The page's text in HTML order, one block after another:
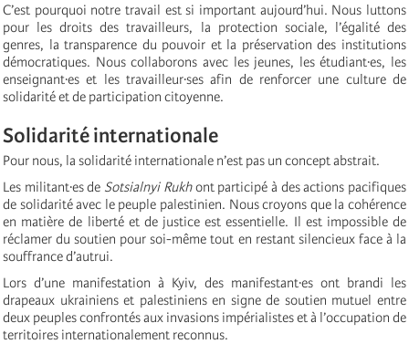
C’est pourquoi notre travail est si important aujourd’hui. Nous luttons
pour les droits des travailleurs, la protection sociale, l’égalité des
genres, la transparence du pouvoir et la préservation des institutions
démocratiques. Nous collaborons avec les jeunes, les étudiant·es, les
enseignant·es et les travailleur·ses afin de renforcer une culture de
solidarité et de participation citoyenne.
Solidarité internationale
Pour nous, la solidarité internationale n’est pas un concept abstrait.
Les militant·es de Sotsialnyi Rukhont participé à des actions pacifiques
de solidarité avec le peuple palestinien. Nous croyons que la cohérence
en matière de liberté et de justice est essentielle. Il est impossible de
réclamer du soutien pour soi-même tout en restant silencieux face à la
souffrance d’autrui.
Lors d’une manifestation à Kyiv, des manifestant·es ont brandi les
drapeaux ukrainiens et palestiniens en signe de soutien mutuel entre
deux peuples confrontés aux invasions impérialistes et à l’occupation de
territoires internationalement reconnus.